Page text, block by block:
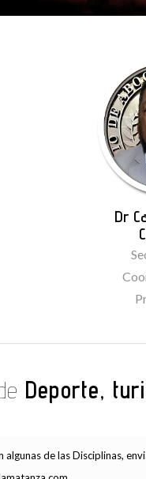
Dr
Deporte,
algunas de las Disciplinas,